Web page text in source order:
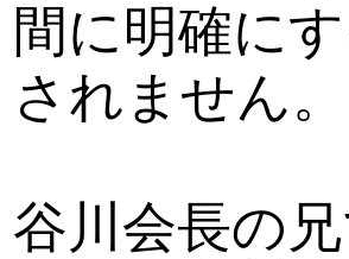
間に明確に
されません。
谷川会長の